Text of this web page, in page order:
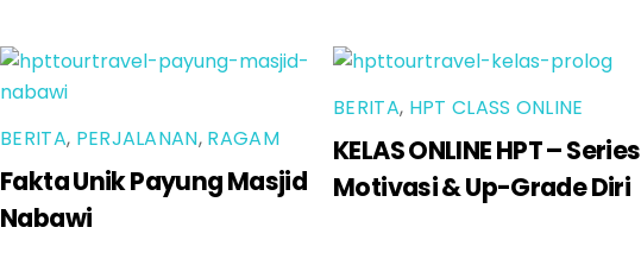
BERITA, PERJALANAN, RAGAM
Fakta Unik Payung Masjid
Nabawi
BERITA, HPT CLASS ONLINE
KELAS ONLINE HPT – Series
Motivasi & Up-Grade Diri